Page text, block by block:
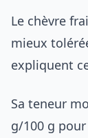
Le chèvre
mieux
expliquent
Sa teneur
g/100 g